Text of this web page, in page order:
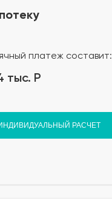
Проект дома
платеж составит:
тыс. Р
РАСЧЕТ